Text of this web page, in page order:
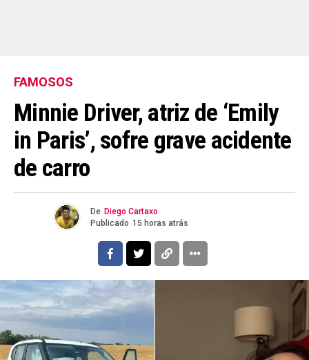
FAMOSOS
Minnie Driver, atriz de ‘Emily
in Paris’, sofre grave acidente
de carro
De Diego Cartaxo
Publicado 15 horas atrás